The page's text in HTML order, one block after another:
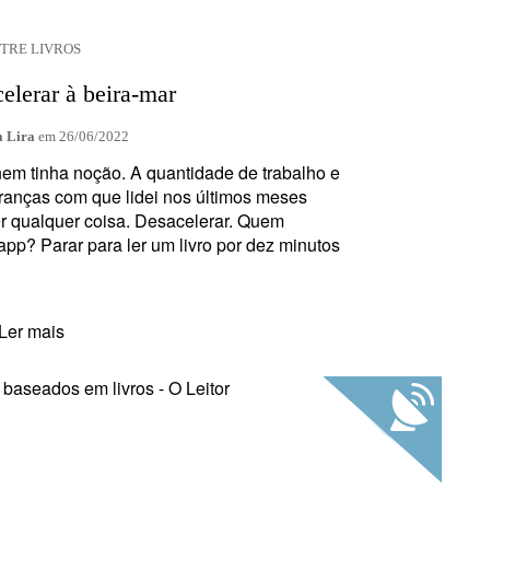
LIVROS
à beira-mar
Lira em 26/06/2022
tinha noção. A quantidade de trabalho e
com que lidei nos últimos meses
qualquer coisa. Desacelerar. Quem
Parar para ler um livro por dez minutos
mais